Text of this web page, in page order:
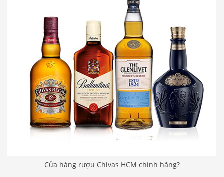
Cửa hàng rượu Chivas HCM chính hãng?